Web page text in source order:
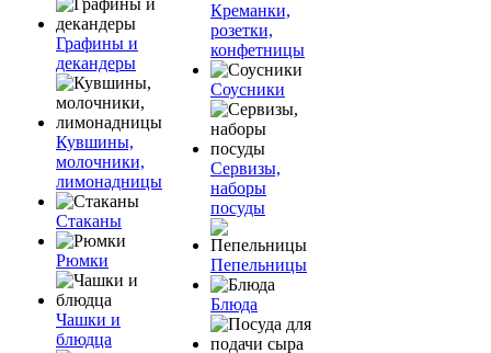
Графины и
декандеры
Кувшины,
молочники,
лимонадницы
Стаканы
Рюмки
Чашки и
блюдца
Креманки,
розетки,
конфетницы
Соусники
Сервизы,
наборы
посуды
Пепельницы
Блюда